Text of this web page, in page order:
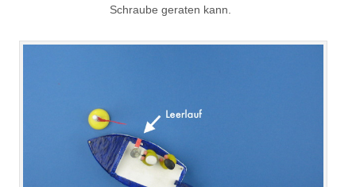
Schraube geraten kann.